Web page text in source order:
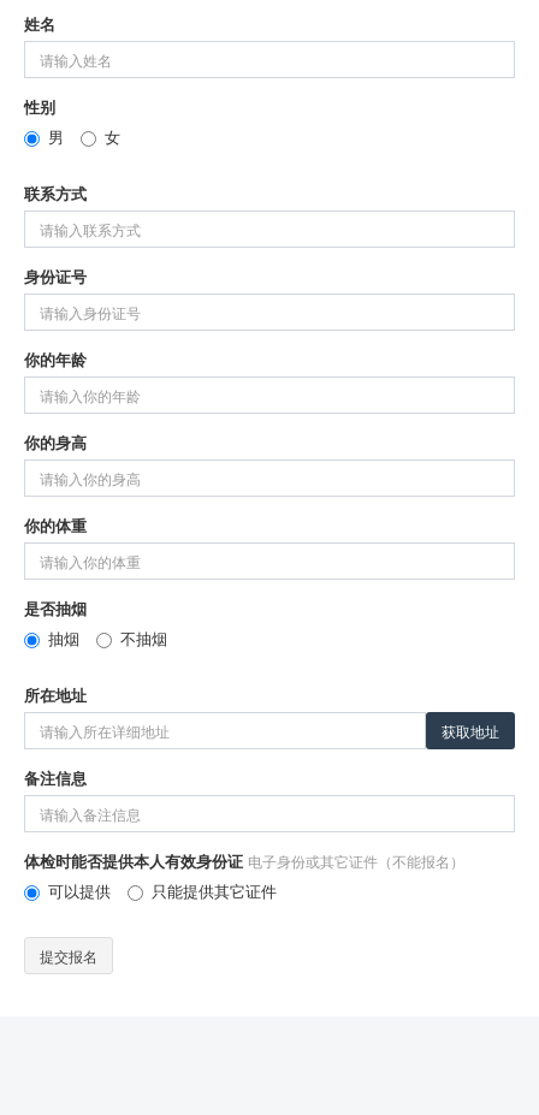
姓名
性别
男
女
联系方式
身份证号
你的年龄
你的身高
你的体重
是否抽烟
抽烟
不抽烟
所在地址
获取地址
备注信息
体检时能否提供本人有效身份证 电子身份或其它证件（不能报名）
可以提供 只能提供其它证件
提交报名